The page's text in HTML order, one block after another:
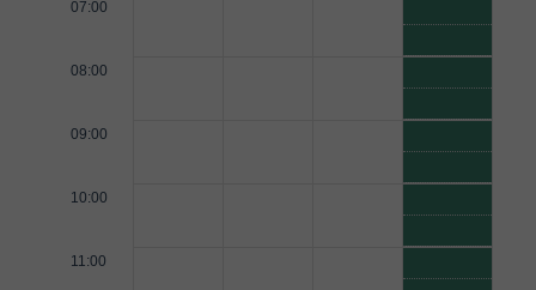
07:00
08:00
09:00
10:00
11:00